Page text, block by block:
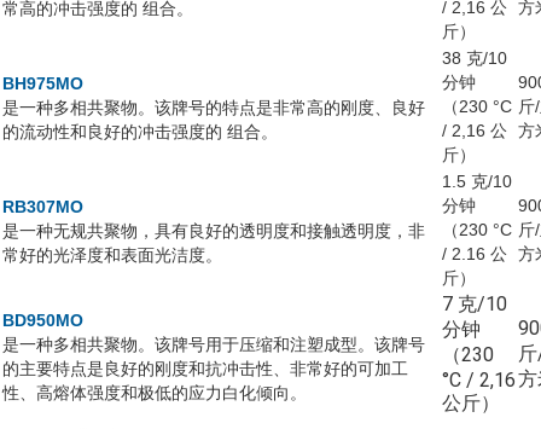
常高的冲击强度的 组合。
/ 2,16 公
斤）
方
BH975MO
是一种多相共聚物。该牌号的特点是非常高的刚度、良好
的流动性和良好的冲击强度的 组合。
38 克/10
分钟
（230 °C
/ 2,16 公
斤）
斤
方
RB307MO
是一种无规共聚物，具有良好的透明度和接触透明度，非
常好的光泽度和表面光洁度。
1.5 克/10
分钟
（230 °C
/ 2.16 公
斤）
斤
方
BD950MO
是一种多相共聚物。该牌号用于压缩和注塑成型。该牌号
的主要特点是良好的刚度和抗冲击性、非常好的可加工
性、高熔体强度和极低的应力白化倾向。
7 克/10
分钟
（230
°C / 2,16
公斤）